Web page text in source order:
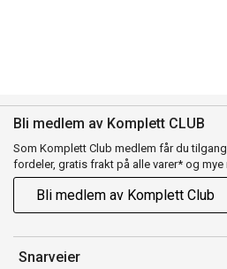
Bli medlem av Komplett CLUB
Som Komplett Club medlem får du
fordeler, gratis frakt på alle varer* og mye
Bli medlem av Komplett Club
Snarveier